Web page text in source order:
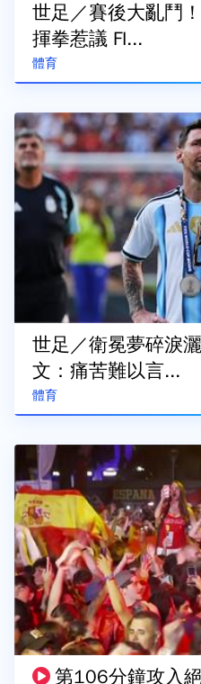
體育
世足／賽後大亂鬥
揮拳惹議 FI...
體育
世足／衛冕夢碎淚
文：痛苦難以言...
第106分鐘攻入